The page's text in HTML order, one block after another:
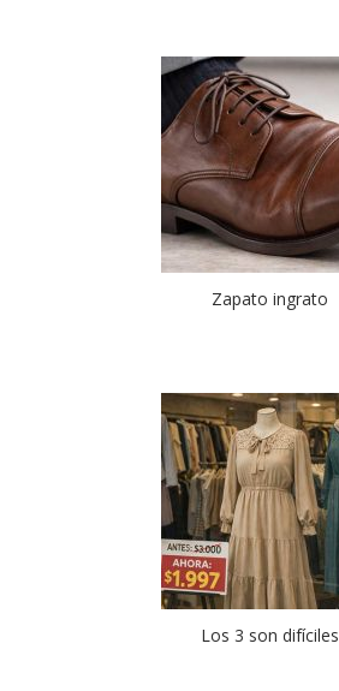
Zapato ingrato
Los 3 son difíciles